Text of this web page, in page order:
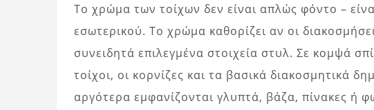
Το χρώμα των τοίχων δεν είναι απλώς φόντο –
εσωτερικού. Το χρώμα καθορίζει αν οι
συνειδητά επιλεγμένα στοιχεία στυλ. Σε κομψά
τοίχοι, οι κορνίζες και τα βασικά διακοσμητικά
αργότερα εμφανίζονται γλυπτά, βάζα, πίνακες ή